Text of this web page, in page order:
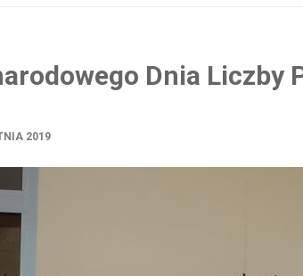
Dnia Liczby
2019